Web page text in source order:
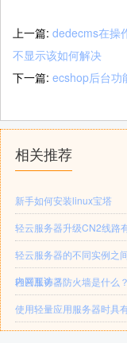
上一篇: dedecms在操
不显示该如何解决
下一篇: ecshop后台功
相关推荐
新手如何安装linux宝塔
轻云服务器升级CN2线路
轻云服务器的不同实例之
内网互访？
轻云服务器防火墙是什么？
使用轻量应用服务器时具